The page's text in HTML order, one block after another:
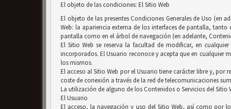
El objeto de las condiciones: El Sitio Web
El objeto de las presentes Condiciones Generales de Uso (en
Web: la apariencia externa de los interfaces de pantalla,
pantalla como en el árbol de navegación (en adelante,
El Sitio Web se reserva la facultad de modificar, en
incorporados. El Usuario reconoce y acepta que en cualquier
los mismos.
El acceso al Sitio Web por el Usuario tiene carácter libre y,
coste de conexión a través de la red de telecomunicaciones
La utilización de alguno de los Contenidos o Servicios del
El Usuario
El acceso, la navegación y uso del Sitio Web, así como por